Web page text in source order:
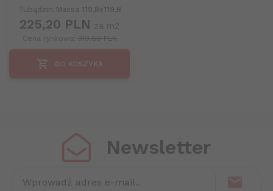
Tubądzin Massa 119,8x119,8
225,20 PLN za m2
Cena rynkowa: 319.80 PLN
DO KOSZYKA
Newsletter
Wprowadź adres e-mail..